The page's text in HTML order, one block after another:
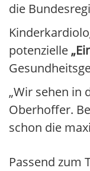
die
potenzielle
„Wir sehen in
Oberhoffer.
schon die
Passend zum